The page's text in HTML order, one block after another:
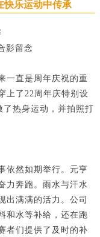
快乐运动中传承
影留念
一直是周年庆祝的重
上了22周年庆特别设
热身运动，并拍照打
依然如期举行。元亨
力奔跑。雨水与汗水
出满满的活力。公司
和水等补给，还在跑
者们提供了及时的补